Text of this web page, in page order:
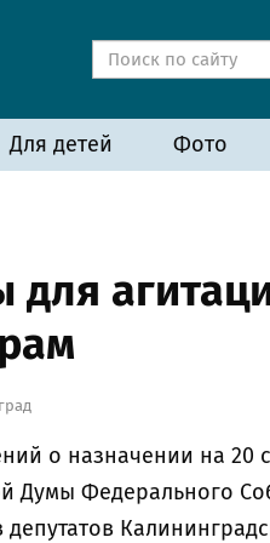
Для детей Фото
о назначении на 20
Думы Федерального